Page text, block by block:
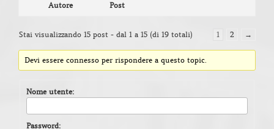
Autore Post
Stai visualizzando 15 post - dal 1 a 15 (di 19 totali) 1 2 →
Devi essere connesso per rispondere a questo topic.
Nome utente:
Password: